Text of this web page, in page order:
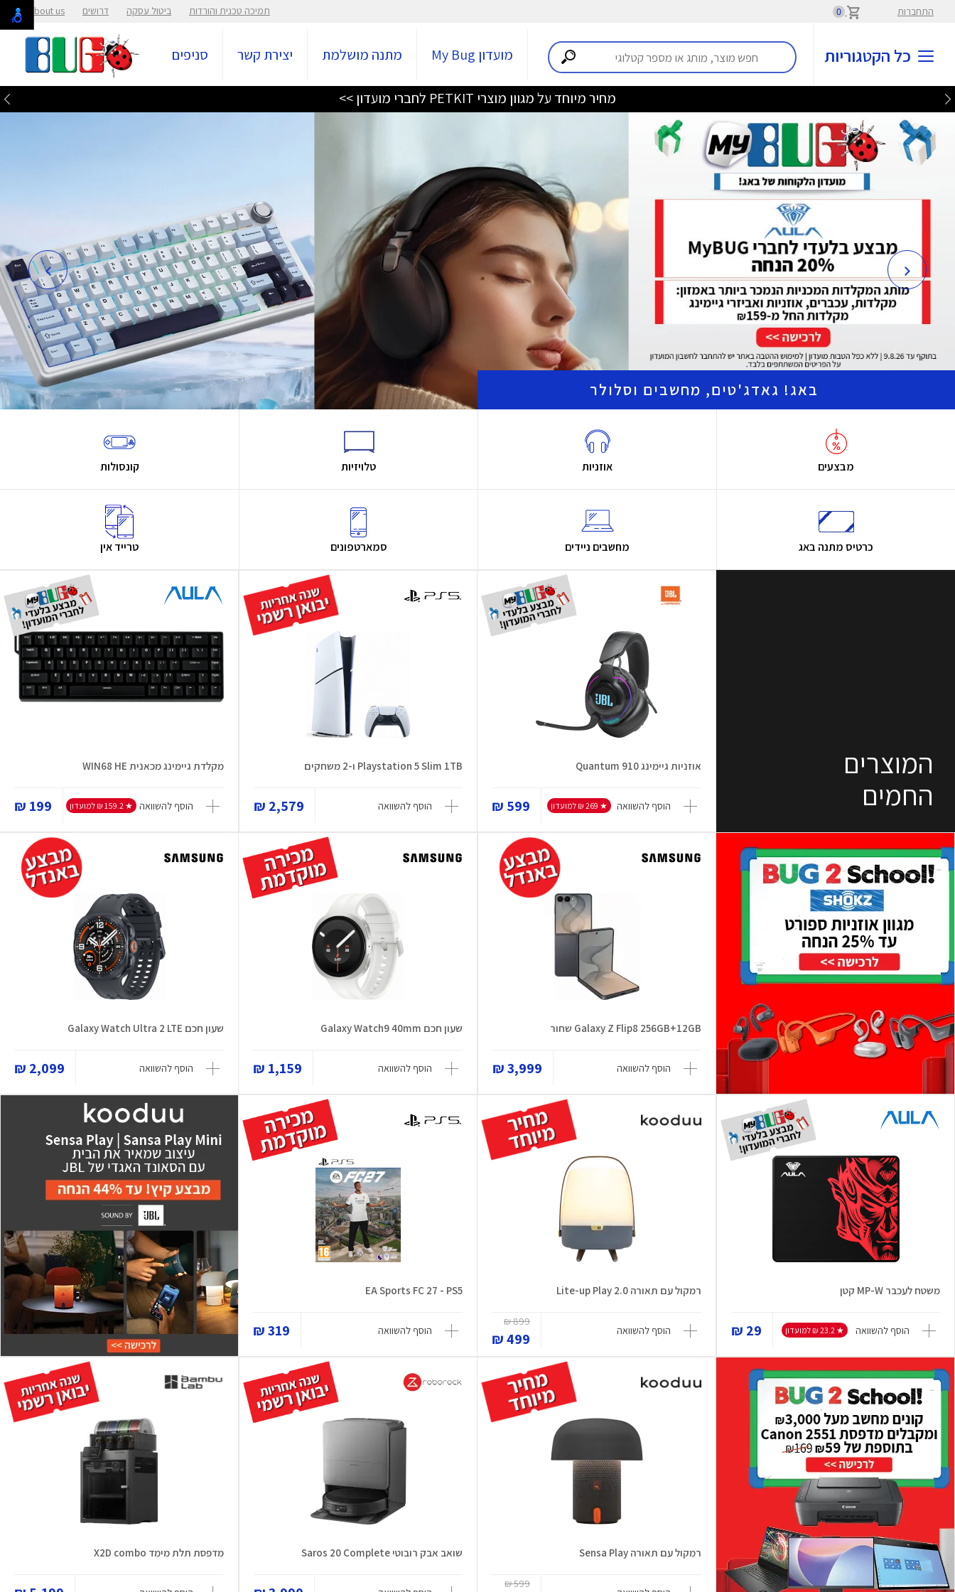
התחברות 0 תמיכה טכנית והורדות ביטול עסקה דרושים About us
כל הקטגוריות מועדון My Bug מתנה מושלמת יצירת קשר סניפים
מחיר מיוחד על מגוון מוצרי PETKIT לחברי מועדון >>
באג! גאדג'טים, מחשבים וסלולר
מבצעים אוזניות טלויזיות קונסולות
כרטיס מתנה באג מחשבים ניידים סמארטפונים טרייד אין
המוצרים
החמים
אוזניות גיימינג Quantum 910
הוסף להשוואה ★ 269 ₪ למועדון 599 ₪
Playstation 5 Slim 1TB ו-2 משחקים
הוסף להשוואה 2,579 ₪
מקלדת גיימינג מכאנית WIN68 HE
הוסף להשוואה ★ 159.2 ₪ למועדון 199 ₪
Galaxy Z Flip8 256GB+12GB שחור
הוסף להשוואה 3,999 ₪
שעון חכם Galaxy Watch9 40mm
הוסף להשוואה 1,159 ₪
שעון חכם Galaxy Watch Ultra 2 LTE
הוסף להשוואה 2,099 ₪
משטח לעכבר MP-W קטן
הוסף להשוואה ★ 23.2 ₪ למועדון 29 ₪
רמקול עם תאורה Lite-up Play 2.0
הוסף להשוואה
899 ₪
499 ₪
EA Sports FC 27 - PS5
הוסף להשוואה 319 ₪
רמקול עם תאורה Sensa Play
599 ₪
שואב אבק רובוטי Saros 20 Complete מדפסת תלת מימד X2D combo